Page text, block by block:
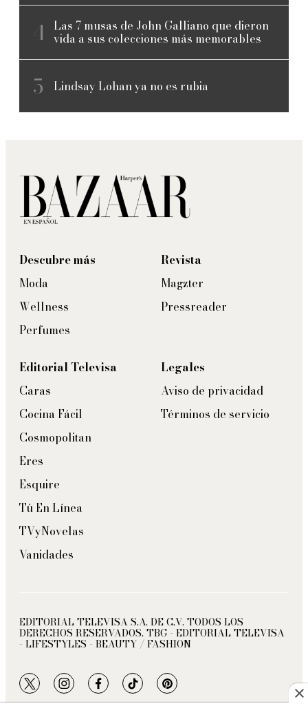
Las 7 musas de John Galliano que dieron
vida a sus colecciones más memorables
Lindsay Lohan ya no es rubia
Descubre más
Moda
Wellness
Perfumes
Revista
Magzter
Pressreader
Editorial Televisa
Caras
Cocina Fácil
Cosmopolitan
Eres
Esquire
Tú En Línea
TVyNovelas
Vanidades
Legales
Aviso de privacidad
Términos de servicio
EDITORIAL TELEVISA S.A. DE C.V. TODOS LOS
DERECHOS RESERVADOS. TBG - EDITORIAL TELEVISA
- LIFESTYLES - BEAUTY / FASHION
twitterinstagramfacebooktiktokpinterest